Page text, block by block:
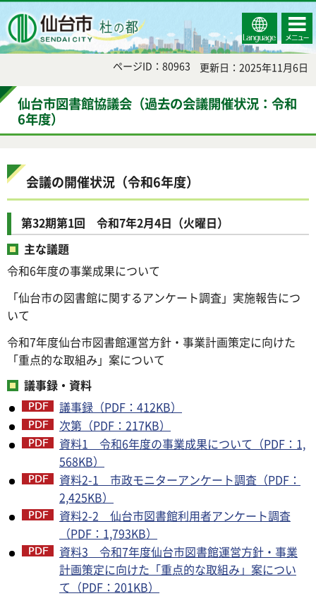
Select
Language
コンテ
ンツメ
ニュー
ページID：80963 更新日：2025年11月6日
仙台市図書館協議会（過去の会議開催状況：令和
6年度）
会議の開催状況（令和6年度）
第32期第1回 令和7年2月4日（火曜日）
主な議題
令和6年度の事業成果について
「仙台市の図書館に関するアンケート調査」実施報告につ
いて
令和7年度仙台市図書館運営方針・事業計画策定に向けた
「重点的な取組み」案について
議事録・資料
議事録（PDF：412KB）
次第（PDF：217KB）
資料1 令和6年度の事業成果について（PDF：1,
568KB）
資料2-1 市政モニターアンケート調査（PDF：
2,425KB）
資料2-2 仙台市図書館利用者アンケート調査
（PDF：1,793KB）
資料3 令和7年度仙台市図書館運営方針・事業
計画策定に向けた「重点的な取組み」案につい
て（PDF：201KB）